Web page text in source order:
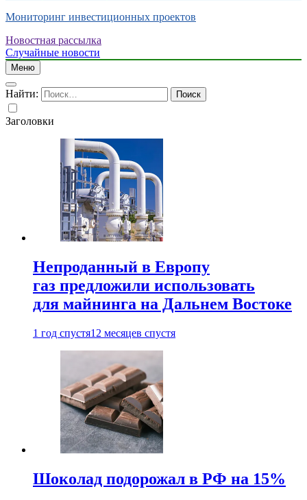
Мониторинг инвестиционных проектов
Новостная рассылка
Случайные новости
Меню
Найти:
Заголовки
Непроданный в Европу
газ предложили использовать
для майнинга на Дальнем Востоке
1 год спустя12 месяцев спустя
Шоколад подорожал в РФ на 15%